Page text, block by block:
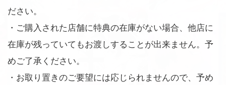
ださい。
・ご購入された店舗に特典の在庫がない場合、他店に
在庫が残っていてもお渡しすることが出来ません。予
めご了承ください。
・お取り置きのご要望には応じられませんので、予め